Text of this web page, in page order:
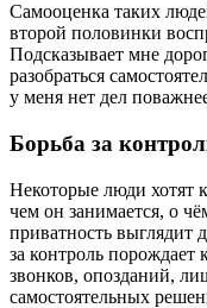
Самооценка таких
второй половинки
Подсказывает мне
разобраться
у меня нет дел
Борьба за
Некоторые люди хотят
чем он занимается, о
приватность выглядит
за контроль
звонков, опозданий,
самостоятельных